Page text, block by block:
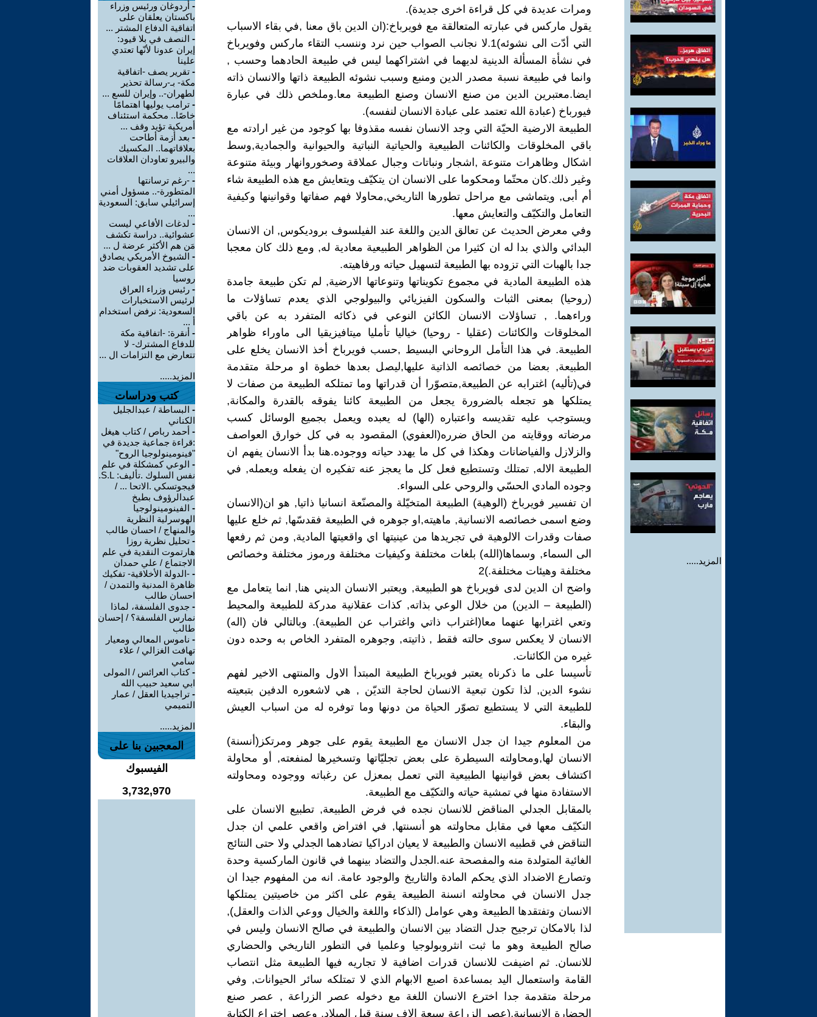
المزيد.....
ومرات عديدة في كل قراءة اخرى جديدة).
يقول ماركس في عبارته المتعالقة مع فويرباخ:(ان الدين باق معنا ,في بقاء الاسباب
التي أدّت الى نشوئه)1.لا نجانب الصواب حين نرد وننسب التقاء ماركس وفويرباخ
في نشأة المسألة الدينية لديهما في اشتراكهما ليس في طبيعة الحادهما وحسب ,
وانما في طبيعة نسبة مصدر الدين ومنبع وسبب نشوئه الطبيعة ذاتها والانسان ذاته
ايضا.معتبرين الدين من صنع الانسان وصنع الطبيعة معا.وملخص ذلك في عبارة
فيورباخ (عبادة الله تعتمد على عبادة الانسان لنفسه).
الطبيعة الارضية الحيّة التي وجد الانسان نفسه مقذوفا بها كوجود من غير ارادته مع
باقي المخلوقات والكائنات الطبيعية والحياتية النباتية والحيوانية والجمادية,وسط
اشكال وظاهرات متنوعة ,اشجار ونباتات وجبال عملاقة وصخوروانهار وبيئة متنوعة
وغير ذلك.كان محتّما ومحكوما على الانسان ان يتكيّف ويتعايش مع هذه الطبيعة شاء
أم أبى, ويتماشى مع مراحل تطورها التاريخي,محاولا فهم صفاتها وقوانينها وكيفية
التعامل والتكيّف والتعايش معها.
وفي معرض الحديث عن تعالق الدين واللغة عند الفيلسوف بروديكوس, ان الانسان
البدائي والذي بدا له ان كثيرا من الظواهر الطبيعية معادية له, ومع ذلك كان معجبا
جدا بالهبات التي تزوده بها الطبيعة لتسهيل حياته ورفاهيته.
هذه الطبيعة المادية في مجموع تكويناتها وتنوعاتها الارضية, لم تكن طبيعة جامدة
(روحيا) بمعنى الثبات والسكون الفيزيائي والبيولوجي الذي يعدم تساؤلات ما
وراءهما. , تساؤلات الانسان الكائن النوعي في ذكائه المتفرد به عن باقي
المخلوقات والكائنات (عقليا - روحيا) خياليا تأمليا ميتافيزيقيا الى ماوراء ظواهر
الطبيعة. في هذا التأمل الروحاني البسيط ,حسب فويرباخ أخذ الانسان يخلع على
الطبيعة, بعضا من خصائصه الذاتية عليها,ليصل بعدها خطوة او مرحلة متقدمة
في(تأليه) اغترابه عن الطبيعة,متصوّرا أن قدراتها وما تمتلكه الطبيعة من صفات لا
يمتلكها هو تجعله بالضرورة يجعل من الطبيعة كائنا يفوقه بالقدرة والمكانة,
ويستوجب عليه تقديسه واعتباره (الها) له يعبده ويعمل بجميع الوسائل كسب
مرضاته ووقايته من الحاق ضرره(العفوي) المقصود به في كل خوارق العواصف
والزلازل والفياضانات وهكذا في كل ما يهدد حياته ووجوده.هنا بدأ الانسان يفهم ان
الطبيعة الاله, تمتلك وتستطيع فعل كل ما يعجز عنه تفكيره ان يفعله ويعمله, في
وجوده المادي الحسّي والروحي على السواء.
ان تفسير فويرباخ (الوهية) الطبيعة المتخيّلة والمصنّعة انسانيا ذاتيا, هو ان(الانسان
وضع اسمى خصائصه الانسانية, ماهيته,او جوهره في الطبيعة فقدسّها, ثم خلع عليها
صفات وقدرات الالوهية في تجريدها من عينيتها اي واقعيتها المادية, ومن ثم رفعها
الى السماء, وسماها(الله) بلغات مختلفة وكيفيات مختلفة ورموز مختلفة وخصائص
مختلفة وهيئات مختلفة.)2
واضح ان الدين لدى فويرباخ هو الطبيعة, ويعتبر الانسان الديني هنا, انما يتعامل مع
(الطبيعة – الدين) من خلال الوعي بذاته, كذات عقلانية مدركة للطبيعة والمحيط
وتعي اغترابها عنهما معا(اغتراب ذاتي واغتراب عن الطبيعة). وبالتالي فان (اله)
الانسان لا يعكس سوى حالته فقط , ذاتيته, وجوهره المتفرد الخاص به وحده دون
غيره من الكائنات.
تأسيسا على ما ذكرناه يعتبر فويرباخ الطبيعة المبتدأ الاول والمنتهى الاخير لفهم
نشوء الدين, لذا تكون تبعية الانسان لحاجة التديّن , هي لاشعوره الدفين بتبعيته
للطبيعة التي لا يستطيع تصوّر الحياة من دونها وما توفره له من اسباب العيش
والبقاء.
من المعلوم جيدا ان جدل الانسان مع الطبيعة يقوم على جوهر ومرتكز(أنسنة)
الانسان لها,ومحاولته السيطرة على بعض تجليّاتها وتسخيرها لمنفعته, أو محاولة
اكتشاف بعض قوانينها الطبيعية التي تعمل بمعزل عن رغباته ووجوده ومحاولته
الاستفادة منها في تمشية حياته والتكيّف مع الطبيعة.
بالمقابل الجدلي المناقض للانسان نجده في فرض الطبيعة, تطبيع الانسان على
التكيّف معها في مقابل محاولته هو أنسنتها, في افتراض واقعي علمي ان جدل
التناقض في قطبيه الانسان والطبيعة لا يعيان ادراكيا تضادهما الجدلي ولا حتى النتائج
الغائية المتولدة منه والمفصحة عنه.الجدل والتضاد بينهما في قانون الماركسية وحدة
وتصارع الاضداد الذي يحكم المادة والتاريخ والوجود عامة. انه من المفهوم جيدا ان
جدل الانسان في محاولته انسنة الطبيعة يقوم على اكثر من خاصيتين يمتلكها
الانسان وتفتقدها الطبيعة وهي عوامل (الذكاء واللغة والخيال ووعي الذات والعقل),
لذا بالامكان ترجيح جدل التضاد بين الانسان والطبيعة في صالح الانسان وليس في
صالح الطبيعة وهو ما ثبت انثروبولوجيا وعلميا في التطور التاريخي والحضاري
للانسان. ثم اضيفت للانسان قدرات اضافية لا تجاريه فيها الطبيعة مثل انتصاب
القامة واستعمال اليد بمساعدة اصبع الابهام الذي لا تمتلكه سائر الحيوانات, وفي
مرحلة متقدمة جدا اخترع الانسان اللغة مع دخوله عصر الزراعة , عصر صنع
الحضارة الانسانية.(عصر الزراعة سبعة الاف سنة قبل الميلاد, وعصر اختراع الكتابة
- أردوغان ورئيس وزراء
باكستان يعلقان على
اتفاقية الدفاع المشتر ...
- النصف في بلا قيود:
إيران عدونا لأنّها تعتدي
علينا
- تقرير يصف -اتفاقية
مكة- بـ-رسالة تحذير
لطهران-.. وإيران للسع ...
- ترامب يوليها اهتمامًا
خاصًا.. محكمة استئناف
أمريكية تؤيد وقف ...
- بعد أزمة أطاحت
بعلاقاتهما.. المكسيك
والبيرو تعاودان العلاقات
...
- -رغم ترسانتها
المتطورة-.. مسؤول أمني
إسرائيلي سابق: السعودية
...
- لدغات الأفاعي ليست
عشوائية.. دراسة تكشف
مَن هم الأكثر عرضة ل ...
- الشيوخ الأمريكي يصادق
على تشديد العقوبات ضد
روسيا
- رئيس وزراء العراق
لرئيس الاستخبارات
السعودية: نرفض استخدام
أ ...
- أنقرة: -اتفاقية مكة
للدفاع المشترك- لا
تتعارض مع التزامات ال ...
المزيد.....
كتب ودراسات
- البساطة / عبدالجليل
الكناني
- أحمد رباص / كتاب هيغل
:قراءة جماعية جديدة في
"فينومينولوجيا الروح"
- الوعي كمشكلة في علم
نفس السلوك .تأليف: S.L.
فيجوتسكي .الاتحا ... /
عبدالرؤوف بطيخ
- الفينومينولوجيا
الهوسرلية النظرية
والمنهاج / احسان طالب
- تحليل نظرية روزا
هارتموت النقدية في علم
الاجتماع / علي حمدان
- -الدولة الأخلاقية- تفكيك
ظاهرة المدنية والتمدن /
احسان طالب
- جدوى الفلسفة، لماذا
نمارس الفلسفة؟ / إحسان
طالب
- ناموس المعالي ومعيار
تهافت الغزالي / علاء
سامي
-كتاب العرائس / المولى
ابي سعيد حبيب الله
- تراجيديا العقل / عمار
التميمي
المزيد.....
المعجبين بنا على
الفيسبوك
3,732,970